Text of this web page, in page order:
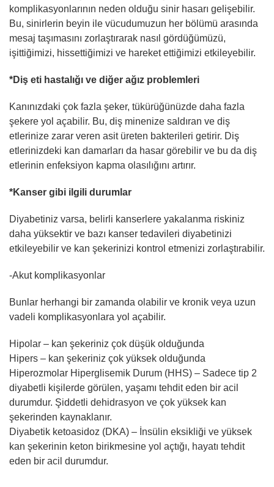
komplikasyonlarının neden olduğu sinir hasarı gelişebilir.
Bu, sinirlerin beyin ile vücudumuzun her bölümü arasında
mesaj taşımasını zorlaştırarak nasıl gördüğümüzü,
işittiğimizi, hissettiğimizi ve hareket ettiğimizi etkileyebilir.
*Diş eti hastalığı ve diğer ağız problemleri
Kanınızdaki çok fazla şeker, tükürüğünüzde daha fazla
şekere yol açabilir. Bu, diş minenize saldıran ve diş
etlerinize zarar veren asit üreten bakterileri getirir. Diş
etlerinizdeki kan damarları da hasar görebilir ve bu da diş
etlerinin enfeksiyon kapma olasılığını artırır.
*Kanser gibi ilgili durumlar
Diyabetiniz varsa, belirli kanserlere yakalanma riskiniz
daha yüksektir ve bazı kanser tedavileri diyabetinizi
etkileyebilir ve kan şekerinizi kontrol etmenizi zorlaştırabilir.
-Akut komplikasyonlar
Bunlar herhangi bir zamanda olabilir ve kronik veya uzun
vadeli komplikasyonlara yol açabilir.
Hipolar – kan şekeriniz çok düşük olduğunda
Hipers – kan şekeriniz çok yüksek olduğunda
Hiperozmolar Hiperglisemik Durum (HHS) – Sadece tip 2
diyabetli kişilerde görülen, yaşamı tehdit eden bir acil
durumdur. Şiddetli dehidrasyon ve çok yüksek kan
şekerinden kaynaklanır.
Diyabetik ketoasidoz (DKA) – İnsülin eksikliği ve yüksek
kan şekerinin keton birikmesine yol açtığı, hayatı tehdit
eden bir acil durumdur.